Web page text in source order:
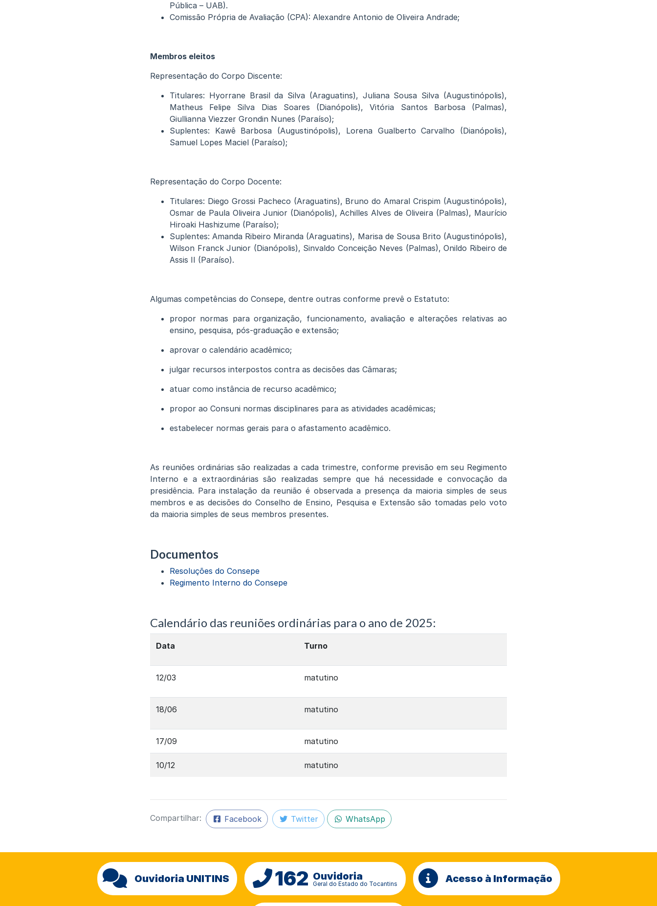
Pública – UAB).
Comissão Própria de Avaliação (CPA): Alexandre Antonio de Oliveira Andrade;
Membros eleitos
Representação do Corpo Discente:
Titulares: Hyorrane Brasil da Silva (Araguatins), Juliana Sousa Silva (Augustinópolis),
Matheus Felipe Silva Dias Soares (Dianópolis), Vitória Santos Barbosa (Palmas),
Giullianna Viezzer Grondin Nunes (Paraíso);
Suplentes: Kawê Barbosa (Augustinópolis), Lorena Gualberto Carvalho (Dianópolis),
Samuel Lopes Maciel (Paraíso);
Representação do Corpo Docente:
Titulares: Diego Grossi Pacheco (Araguatins), Bruno do Amaral Crispim (Augustinópolis),
Osmar de Paula Oliveira Junior (Dianópolis), Achilles Alves de Oliveira (Palmas), Maurício
Hiroaki Hashizume (Paraíso);
Suplentes: Amanda Ribeiro Miranda (Araguatins), Marisa de Sousa Brito (Augustinópolis),
Wilson Franck Junior (Dianópolis), Sinvaldo Conceição Neves (Palmas), Onildo Ribeiro de
Assis II (Paraíso).
Algumas competências do Consepe, dentre outras conforme prevê o Estatuto:
propor normas para organização, funcionamento, avaliação e alterações relativas ao
ensino, pesquisa, pós-graduação e extensão;
aprovar o calendário acadêmico;
julgar recursos interpostos contra as decisões das Câmaras;
atuar como instância de recurso acadêmico;
propor ao Consuni normas disciplinares para as atividades acadêmicas;
estabelecer normas gerais para o afastamento acadêmico.
As reuniões ordinárias são realizadas a cada trimestre, conforme previsão em seu Regimento
Interno e a extraordinárias são realizadas sempre que há necessidade e convocação da
presidência. Para instalação da reunião é observada a presença da maioria simples de seus
membros e as decisões do Conselho de Ensino, Pesquisa e Extensão são tomadas pelo voto
da maioria simples de seus membros presentes.
Documentos
Resoluções do Consepe
Regimento Interno do Consepe
Calendário das reuniões ordinárias para o ano de 2025:
Data Turno
12/03 matutino
18/06 matutino
17/09 matutino
10/12 matutino
Compartilhar: Facebook Twitter WhatsApp
Ouvidoria UNITINS 162 Ouvidoria
Geral do Estado do Tocantins Acesso à Informação